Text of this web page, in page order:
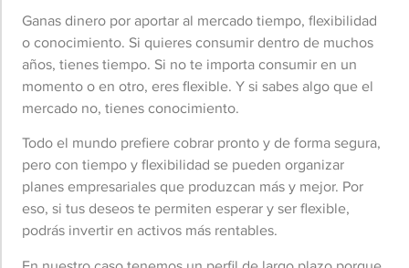
Ganas dinero por aportar al mercado tiempo, flexibilidad
o conocimiento. Si quieres consumir dentro de muchos
años, tienes tiempo. Si no te importa consumir en un
momento o en otro, eres flexible. Y si sabes algo que el
mercado no, tienes conocimiento.
Todo el mundo prefiere cobrar pronto y de forma segura,
pero con tiempo y flexibilidad se pueden organizar
planes empresariales que produzcan más y mejor. Por
eso, si tus deseos te permiten esperar y ser flexible,
podrás invertir en activos más rentables.